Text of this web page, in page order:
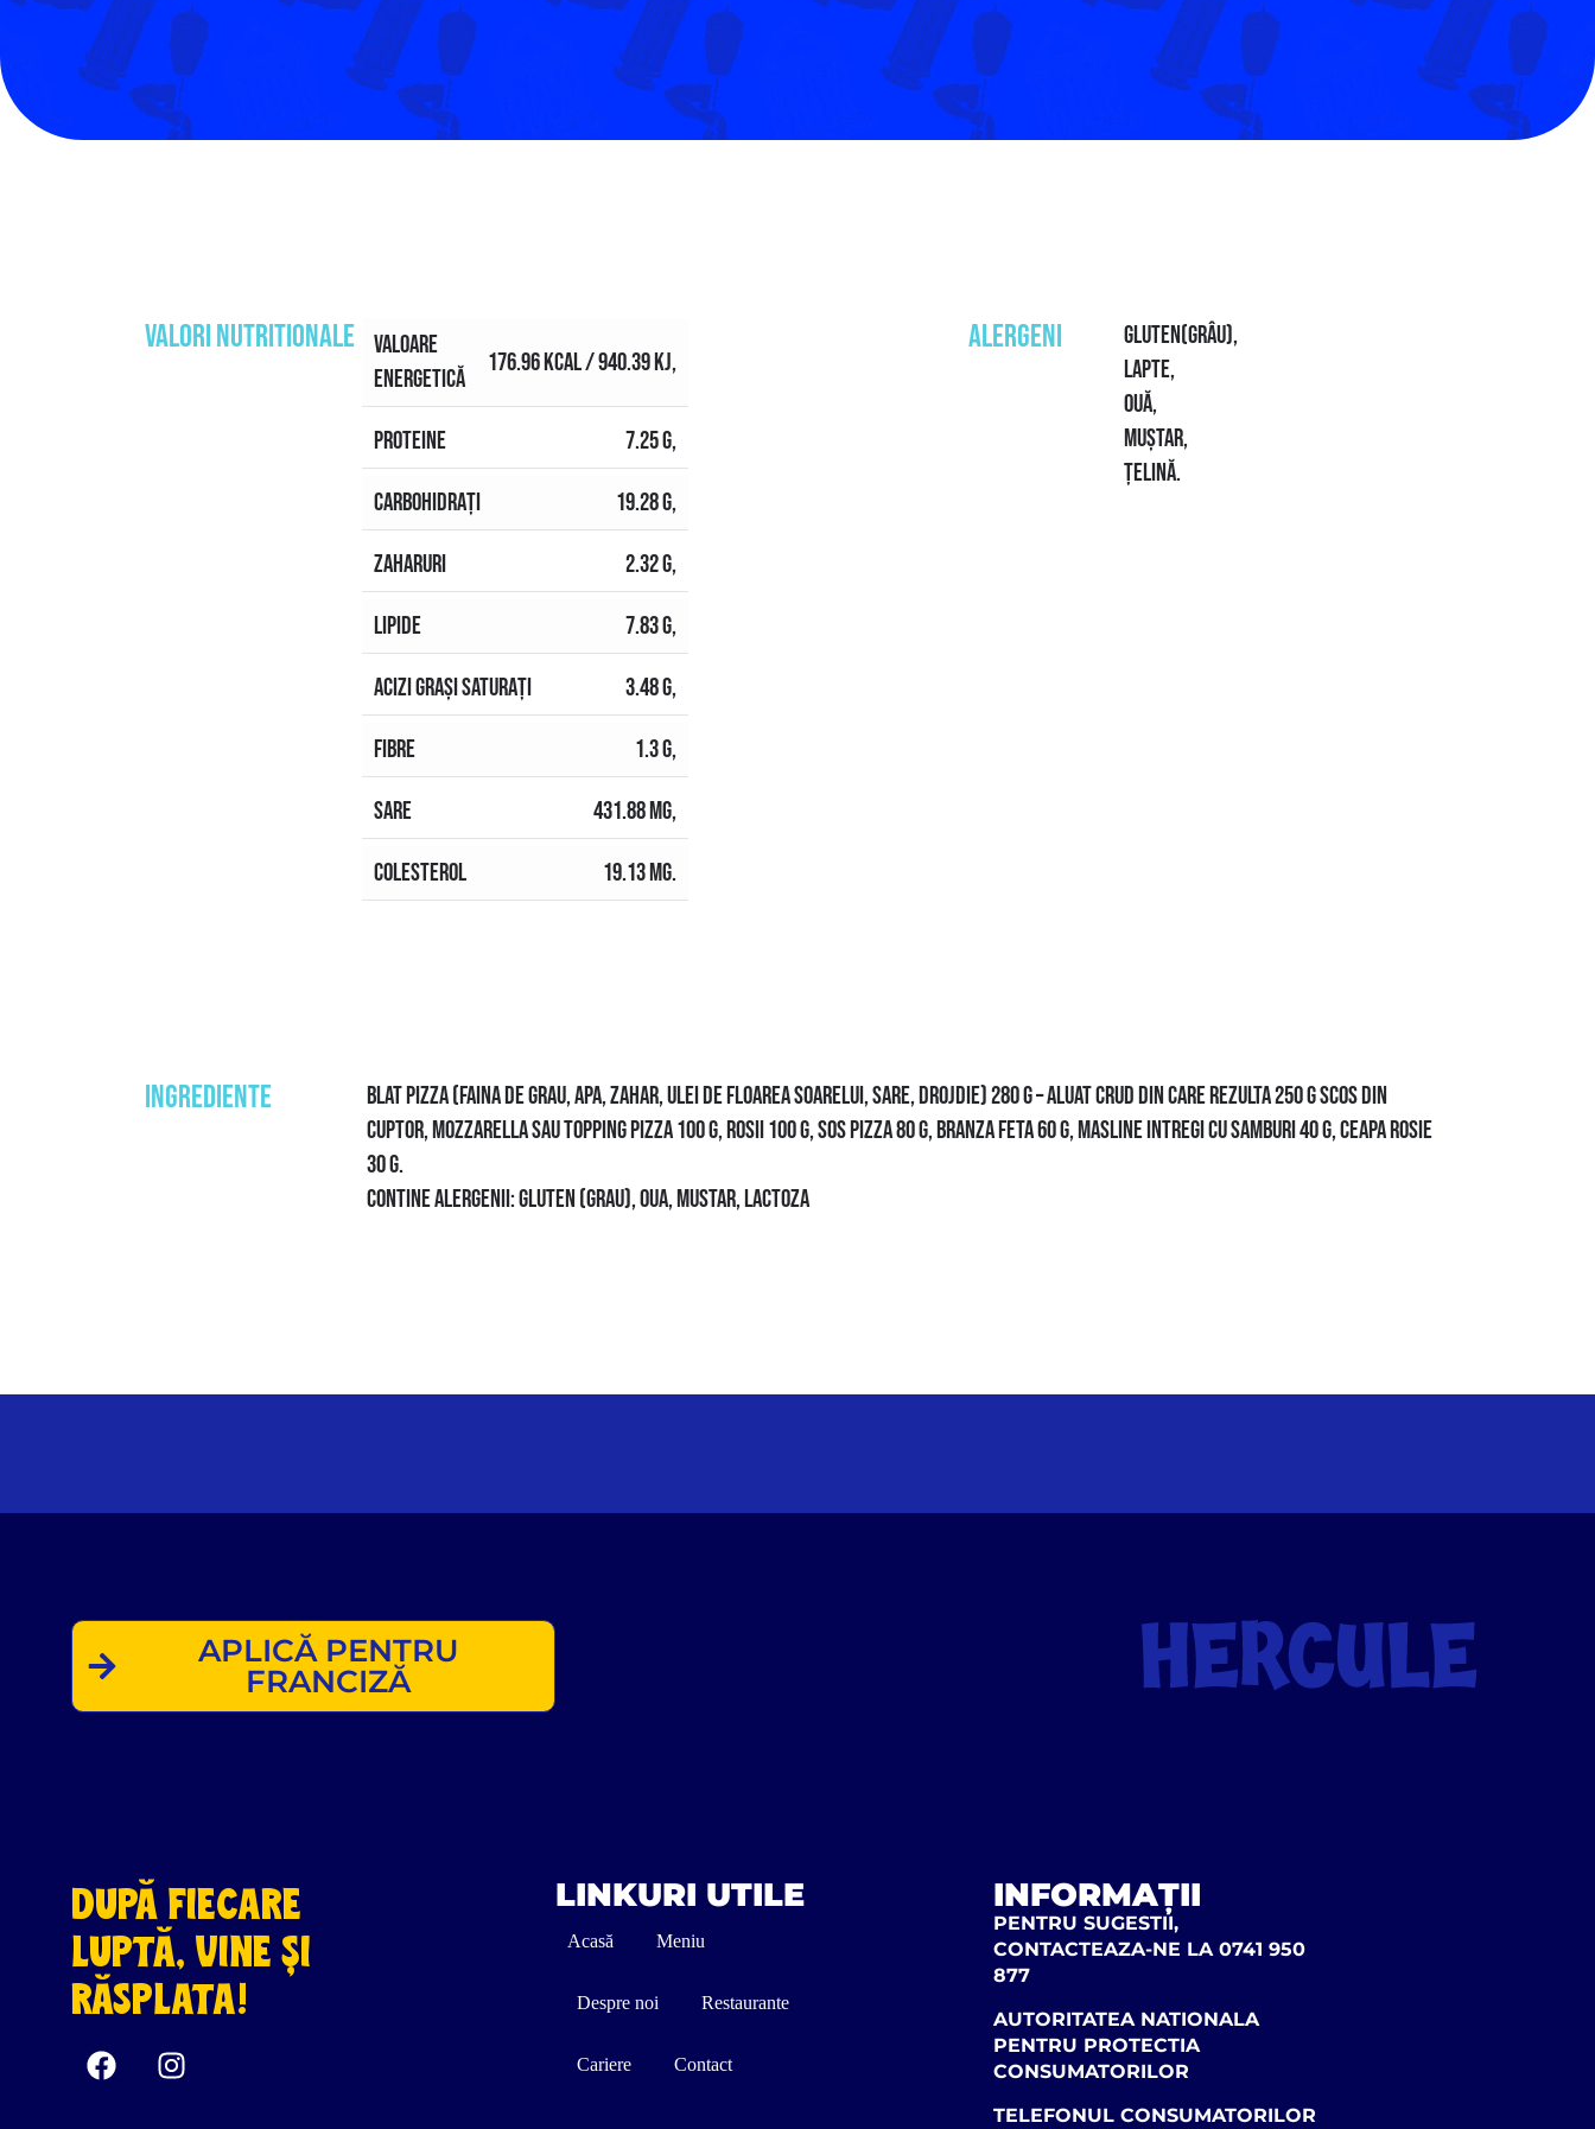
VALORI NUTRITIONALE
VALOARE
ENERGETICĂ
176.96 KCAL / 940.39 KJ,
PROTEINE 7.25 G,
CARBOHIDRAȚI 19.28 G,
ZAHARURI 2.32 G,
LIPIDE 7.83 G,
ACIZI GRAȘI SATURAȚI 3.48 G,
FIBRE 1.3 G,
SARE 431.88 MG,
COLESTEROL 19.13 MG.
ALERGENI
GLUTEN(GRÂU),
LAPTE,
OUĂ,
MUȘTAR,
ȚELINĂ.
INGREDIENTE
BLAT PIZZA (FAINA DE GRAU, APA, ZAHAR, ULEI DE FLOAREA SOARELUI, SARE, DROJDIE) 280 G – ALUAT CRUD DIN CARE REZULTA 250 G SCOS DIN
CUPTOR, MOZZARELLA SAU TOPPING PIZZA 100 G, ROSII 100 G, SOS PIZZA 80 G, BRANZA FETA 60 G, MASLINE INTREGI CU SAMBURI 40 G, CEAPA ROSIE
30 G.
CONTINE ALERGENII: GLUTEN (GRAU), OUA, MUSTAR, LACTOZA
APLICĂ PENTRU
FRANCIZĂ
DUPĂ FIECARE
LUPTĂ, VINE ȘI
RĂSPLATA!
LINKURI UTILE
Acasă Meniu
Despre noi Restaurante
Cariere Contact
INFORMAȚII
PENTRU SUGESTII,
CONTACTEAZA-NE LA 0741 950
877
AUTORITATEA NATIONALA
PENTRU PROTECTIA
CONSUMATORILOR
TELEFONUL CONSUMATORILOR